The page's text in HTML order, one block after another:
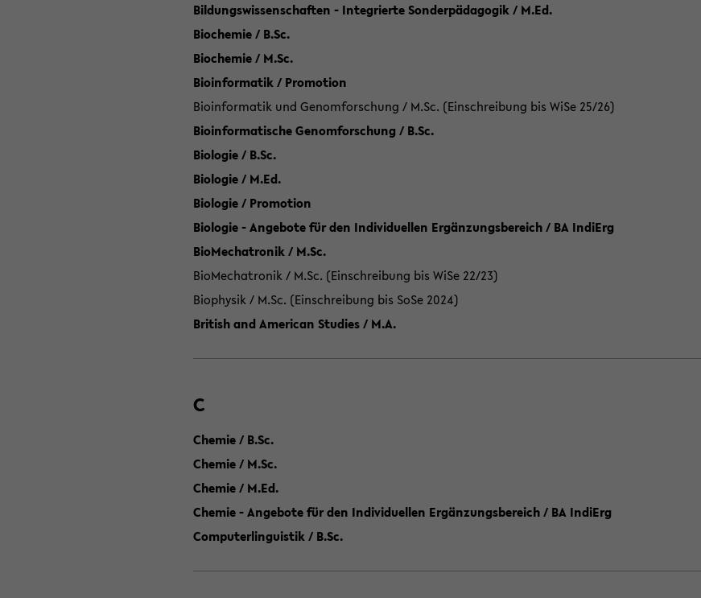
Bildungswissenschaften - Integrierte Sonderpädagogik / M.Ed.
Biochemie / B.Sc.
Biochemie / M.Sc.
Bioinformatik / Promotion
Bioinformatik und Genomforschung / M.Sc. (Einschreibung bis WiSe 25/26)
Bioinformatische Genomforschung / B.Sc.
Biologie / B.Sc.
Biologie / M.Ed.
Biologie / Promotion
Biologie - Angebote für den Individuellen Ergänzungsbereich / BA IndiErg
BioMechatronik / M.Sc.
BioMechatronik / M.Sc. (Einschreibung bis WiSe 22/23)
Biophysik / M.Sc. (Einschreibung bis SoSe 2024)
British and American Studies / M.A.
C
Chemie / B.Sc.
Chemie / M.Sc.
Chemie / M.Ed.
Chemie - Angebote für den Individuellen Ergänzungsbereich / BA IndiErg
Computerlinguistik / B.Sc.